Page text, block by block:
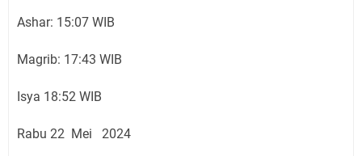
Ashar: 15:07 WIB
Magrib: 17:43 WIB
Isya 18:52 WIB
Rabu 22 Mei 2024